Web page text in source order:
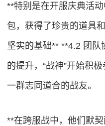
**特别是在开服庆典活
包，获得了珍贵的道具
坚实的基础** **4.2 团
的提升，“战神”开始积
一群志同道合的战友。
**在跨服战中，他们默